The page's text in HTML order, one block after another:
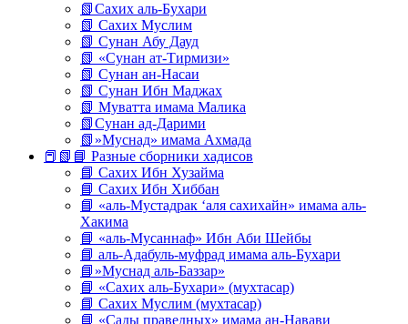
📗Сахих аль-Бухари
📗 Сахих Муслим
📗 Сунан Абу Дауд
📗 «Сунан ат-Тирмизи»
📗 Сунан ан-Насаи
📗 Сунан Ибн Маджах
📗 Муватта имама Малика
📗Сунан ад-Дарими
📗»Муснад» имама Ахмада
📕📗📘 Разные сборники хадисов
📘 Сахих Ибн Хузайма
📘 Сахих Ибн Хиббан
📘 «аль-Мустадрак ‘аля сахихайн» имама аль-
Хакима
📘 «аль-Мусаннаф» Ибн Аби Шейбы
📘 аль-Адабуль-муфрад имама аль-Бухари
📘»Муснад аль-Баззар»
📘 «Сахих аль-Бухари» (мухтасар)
📘 Сахих Муслим (мухтасар)
📘 «Сады праведных» имама ан-Навави